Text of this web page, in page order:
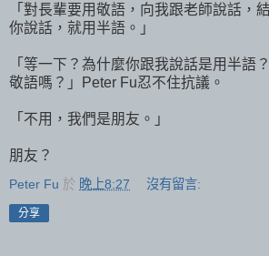
「對長輩要用敬語，向我跟老師說話，
你說話，就用半語。」
「等一下？為什麼你跟我說話是用半語
敬語嗎？」Peter Fu忍不住抗議。
「不用，我們是朋友。」
朋友？
Peter Fu 於 晚上8:27 沒有留言:
分享